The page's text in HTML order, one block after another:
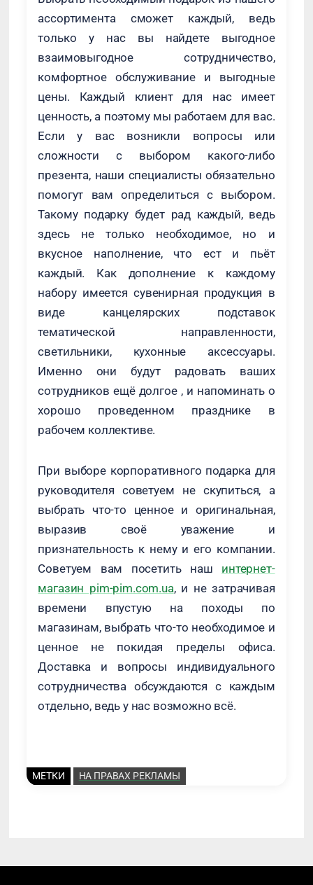
ассортимента сможет каждый, ведь
только у нас вы найдете выгодное
взаимовыгодное сотрудничество,
комфортное обслуживание и выгодные
цены. Каждый клиент для нас имеет
ценность, а поэтому мы работаем для вас.
Если у вас возникли вопросы или
сложности с выбором какого-либо
презента, наши специалисты обязательно
помогут вам определиться с выбором.
Такому подарку будет рад каждый, ведь
здесь не только необходимое, но и
вкусное наполнение, что ест и пьёт
каждый. Как дополнение к каждому
набору имеется сувенирная продукция в
виде канцелярских подставок
тематической направленности,
светильники, кухонные аксессуары.
Именно они будут радовать ваших
сотрудников ещё долгое , и напоминать о
хорошо проведенном празднике в
рабочем коллективе.
При выборе корпоративного подарка для
руководителя советуем не скупиться, а
выбрать что-то ценное и оригинальная,
выразив своё уважение и
признательность к нему и его компании.
Советуем вам посетить наш интернет-
магазин pim-pim.com.ua, и не затрачивая
времени впустую на походы по
магазинам, выбрать что-то необходимое и
ценное не покидая пределы офиса.
Доставка и вопросы индивидуального
сотрудничества обсуждаются с каждым
отдельно, ведь у нас возможно всё.
МЕТКИ НА ПРАВАХ РЕКЛАМЫ